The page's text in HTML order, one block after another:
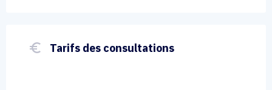
euro_symbol Tarifs des consultations